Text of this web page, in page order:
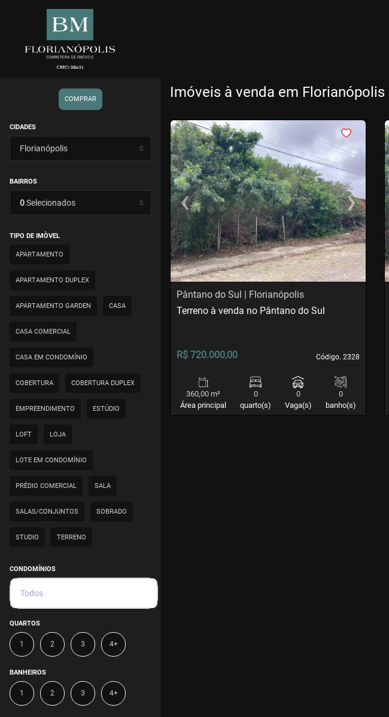
COMPRAR
CIDADES
BAIRROS
0Selecionados
TIPO DE IMÒVEL
APARTAMENTO
APARTAMENTO DUPLEX
APARTAMENTO GARDEN CASA
CASA COMERCIAL
CASA EM CONDOMÍNIO
COBERTURA COBERTURA DUPLEX
EMPREENDIMENTO ESTÚDIO
LOFT LOJA
LOTE EM CONDOMÍNIO
PRÉDIO COMERCIAL SALA
SALAS/CONJUNTOS SOBRADO
STUDIO TERRENO
CONDOMÍNIOS
Todos
QUARTOS
1 2 3 4+
BANHEIROS
1 2 3 4+
Imóveis à venda em Florianópolis
<<
‹Previous ›Next
Pântano do Sul | Florianópolis
Código. 2328
Código. 2328
Terreno à venda no Pântano do Sul
R$ 720.000,00
360,00 m²
Área principal
0
quarto(s)
0
Vaga(s)
0
banho(s)